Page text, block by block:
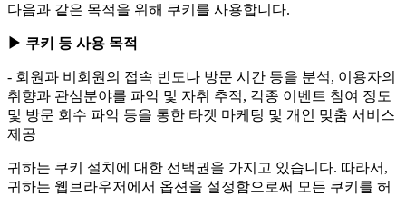
다음과 같은 목적을 위해 쿠키를 사용합니다.
▶ 쿠키 등 사용 목적
- 회원과 비회원의 접속 빈도나 방문 시간 등을 분석, 이용자의
취향과 관심분야를 파악 및 자취 추적, 각종 이벤트 참여 정도
및 방문 회수 파악 등을 통한 타겟 마케팅 및 개인 맞춤 서비스
제공
귀하는 쿠키 설치에 대한 선택권을 가지고 있습니다. 따라서,
귀하는 웹브라우저에서 옵션을 설정함으로써 모든 쿠키를 허